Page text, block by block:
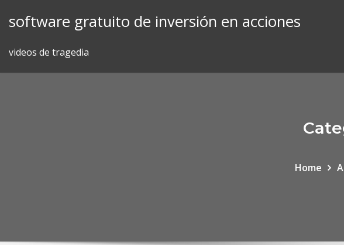
software gratuito de inversión en acciones
videos de tragedia
Home